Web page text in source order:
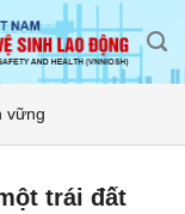
vững
trái đất